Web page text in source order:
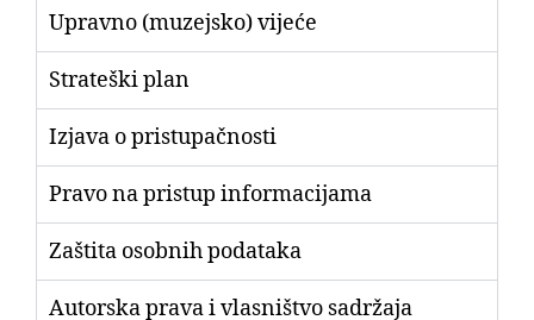
Upravno (muzejsko) vijeće
Strateški plan
Izjava o pristupačnosti
Pravo na pristup informacijama
Zaštita osobnih podataka
Autorska prava i vlasništvo sadržaja